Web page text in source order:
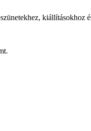
kiállításokhoz